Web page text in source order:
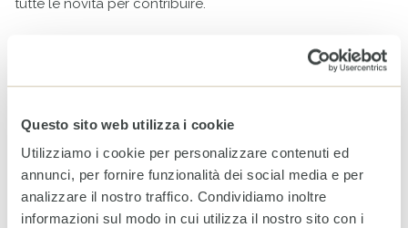
Questo sito web utilizza i cookie
Utilizziamo i cookie per personalizzare contenuti ed
annunci, per fornire funzionalità dei social media e per
analizzare il nostro traffico. Condividiamo inoltre
informazioni sul modo in cui utilizza il nostro sito con i
tutte le novità per contribuire.
CERCA
Cerca
per: